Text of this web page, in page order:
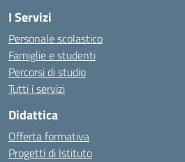
I Servizi
Personale scolastico
Famiglie e studenti
Percorsi di studio
Tutti i servizi
Didattica
Offerta formativa
Progetti di Istituto